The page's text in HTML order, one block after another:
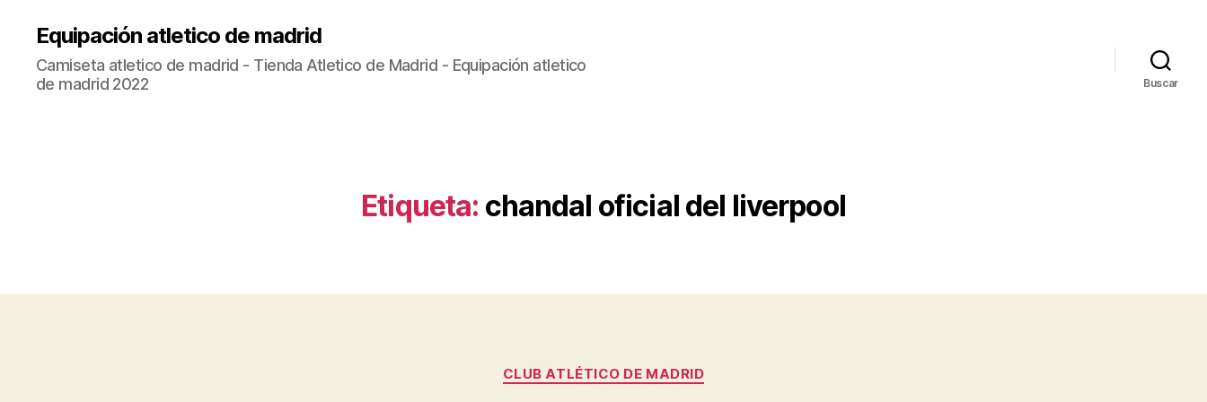
Equipación atletico de madrid
Camiseta atletico de madrid - Tienda Atletico de Madrid - Equipación atletico
de madrid 2022
Buscar
Etiqueta: chandal oficial del liverpool
Categorías
CLUB ATLÉTICO DE MADRID